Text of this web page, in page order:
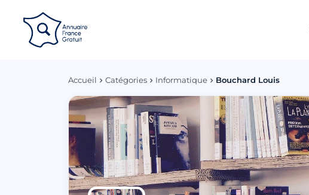
Accueil Catégories Informatique Bouchard Louis